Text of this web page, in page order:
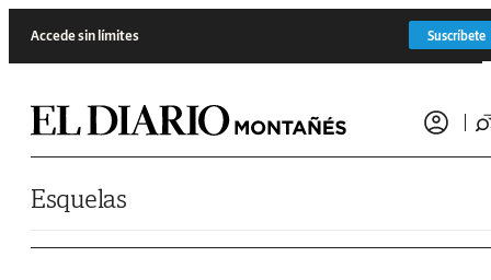
Accede sin límites Suscríbete
Esquelas